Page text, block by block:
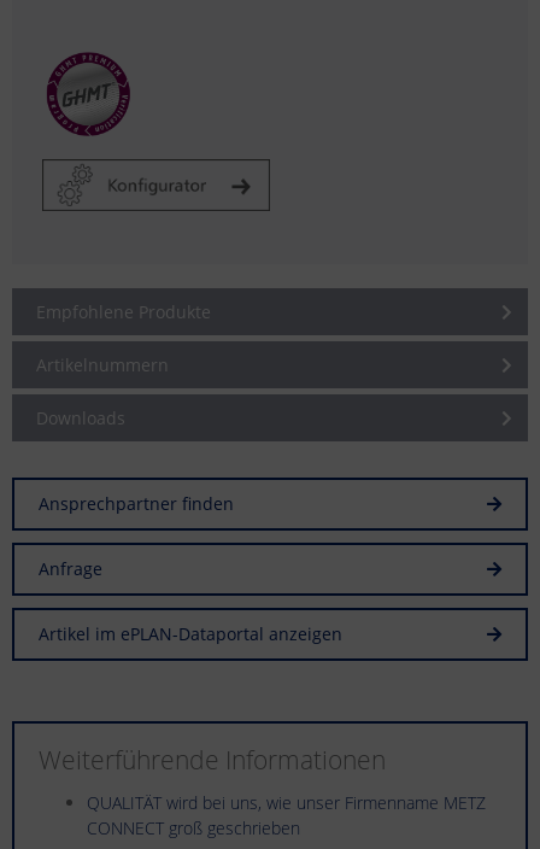
Empfohlene Produkte
Artikelnummern
Downloads
Ansprechpartner finden
Anfrage
Artikel im ePLAN-Dataportal anzeigen
Weiterführende Informationen
QUALITÄT wird bei uns, wie unser Firmenname METZ
CONNECT groß geschrieben